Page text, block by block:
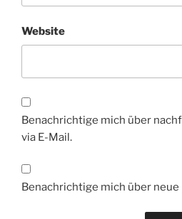
Website
Benachrichtige mich über
via E-Mail.
Benachrichtige mich über neue